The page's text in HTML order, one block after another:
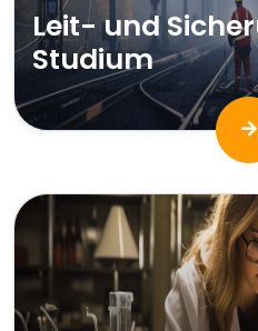
Leit- und
Studium